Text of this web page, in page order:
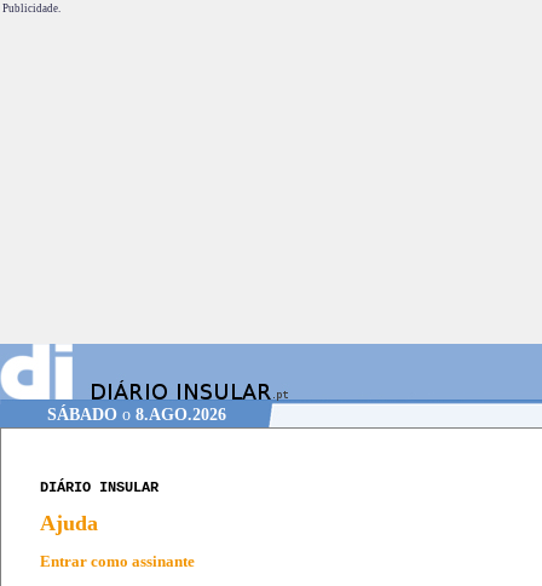
Publicidade.
SÁBADOo 8.AGO.2026
DIÁRIO INSULAR
Ajuda
Entrar como assinante